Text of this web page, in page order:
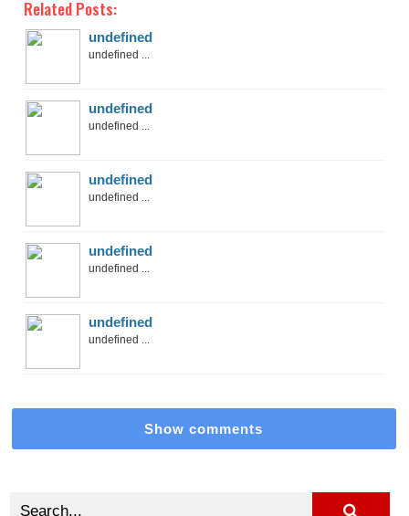
Related Posts:
undefined
undefined ...
undefined
undefined ...
undefined
undefined ...
undefined
undefined ...
undefined
undefined ...
Show comments